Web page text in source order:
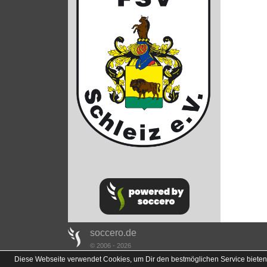
soccero.de
© 2006 - 2026
Diese Webseite verwendet Cookies, um Dir den bestmöglichen Service